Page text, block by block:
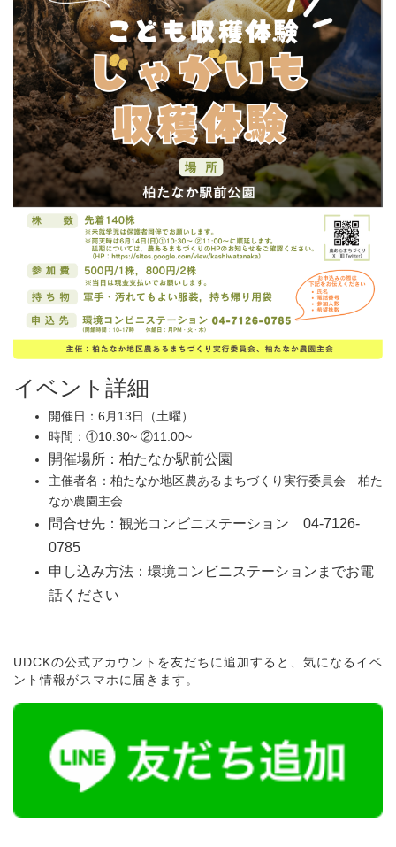
イベント詳細
開催日：6月13日（土曜）
時間：①10:30~ ②11:00~
開催場所：柏たなか駅前公園
主催者名：柏たなか地区農あるまちづくり実行委員会 柏た
なか農園主会
問合せ先：観光コンビニステーション 04-7126-
0785
申し込み方法：環境コンビニステーションまでお電
話ください
UDCKの公式アカウントを友だちに追加すると、気になるイベ
ント情報がスマホに届きます。